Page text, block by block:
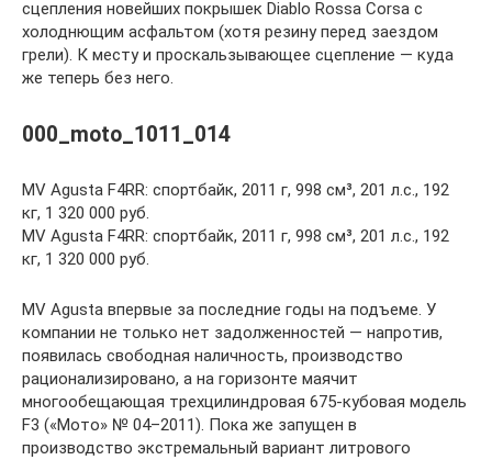
сцепления новейших покрышек Diablo Rossa Corsa с
холоднющим асфальтом (хотя резину перед заездом
грели). К месту и проскальзывающее сцепление — куда
же теперь без него.
000_moto_1011_014
MV Agusta F4RR: спортбайк, 2011 г, 998 см³, 201 л.с., 192
кг, 1 320 000 руб.
MV Agusta F4RR: спортбайк, 2011 г, 998 см³, 201 л.с., 192
кг, 1 320 000 руб.
MV Agusta впервые за последние годы на подъеме. У
компании не только нет задолженностей — напротив,
появилась свободная наличность, производство
рационализировано, а на горизонте маячит
многообещающая трехцилиндровая 675-кубовая модель
F3 («Мото» № 04–2011). Пока же запущен в
производство экстремальный вариант литрового